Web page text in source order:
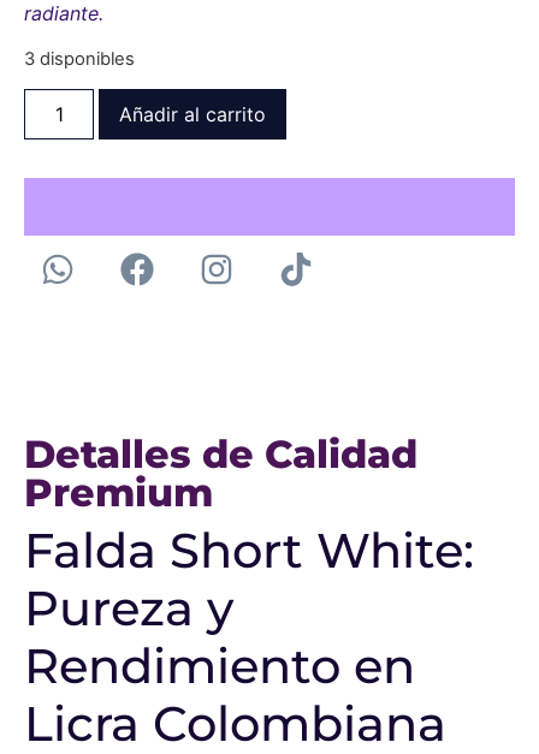
radiante.
3 disponibles
Añadir al carrito
Detalles de Calidad
Premium
Falda Short White:
Pureza y
Rendimiento en
Licra Colombiana